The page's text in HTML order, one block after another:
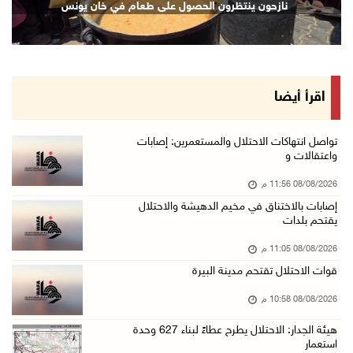
08/آب/2026 08:27 م
إصابات بالاختناق خلال مواجهات مع الاحتلال في ...
الاحتلال ينصب حواجز طيارة في محيط مخيم طولكرم ...
مستعمرون يهاجمون قرية أبو فلاح
مستعمرون يقتحمون بلدة بيت عور التحتا وقرية جل ...
08/آب/2026 06:39 م
الجامعة العربية الأمريكية تختتم فعاليات تخريج ...
نازحون ينتظرون الحصول على طعام في خان يونس
اقرأ أيضا
تواصل انتهاكات الاحتلال والمستعمرين: إصابات
واعتقالات و
08/08/2026 11:56 م
إصابات بالاختناق في مخيم الدهيشة والاحتلال
يقتحم بلدات
08/08/2026 11:05 م
قوات الاحتلال تقتحم مدينة البيرة
08/08/2026 10:58 م
هيئة الجدار: الاحتلال يطرح عطاءً لبناء 627 وحدة
استعمار